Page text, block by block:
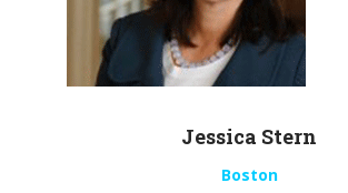
Jessica Stern
Boston